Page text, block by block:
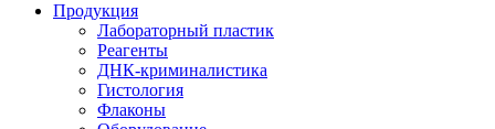
Продукция
Лабораторный пластик
Реагенты
ДНК-криминалистика
Гистология
Флаконы